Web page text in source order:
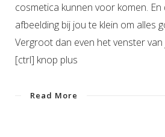
cosmetica kunnen voor komen. En
afbeelding bij jou te klein om alles
Vergroot dan even het venster
[ctrl] knop plus
Read More